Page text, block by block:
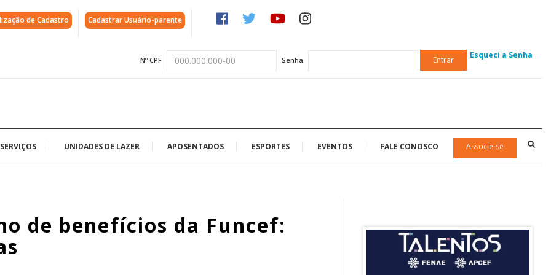
de Cadastro Cadastrar Usuário-parente
Nº CPF Senha Entrar Esqueci a Senha
SERVIÇOS UNIDADES DE LAZER APOSENTADOS ESPORTES EVENTOS FALE CONOSCO Associe-se
de benefícios da Funcef: